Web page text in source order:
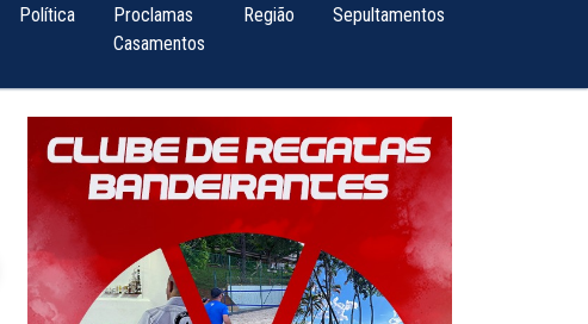
Política
Proclamas
Casamentos
Região Sepultamentos